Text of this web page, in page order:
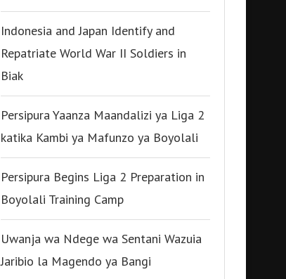
Indonesia and Japan Identify and
Repatriate World War II Soldiers in
Biak
Persipura Yaanza Maandalizi ya Liga 2
katika Kambi ya Mafunzo ya Boyolali
Persipura Begins Liga 2 Preparation in
Boyolali Training Camp
Uwanja wa Ndege wa Sentani Wazuia
Jaribio la Magendo ya Bangi